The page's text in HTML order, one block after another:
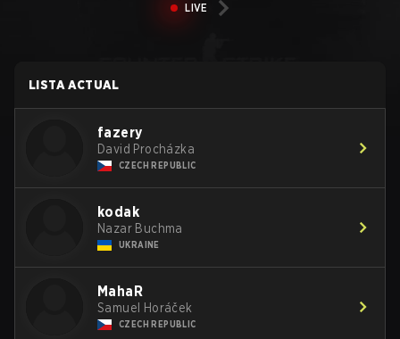
LIVE
LISTA ACTUAL
fazery
David Procházka
CZECH REPUBLIC
kodak
Nazar Buchma
UKRAINE
MahaR
Samuel Horáček
CZECH REPUBLIC